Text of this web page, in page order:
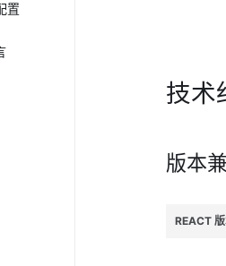
置
技术
版本
REACT